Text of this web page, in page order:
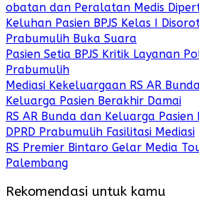
obatan dan Peralatan Medis
Keluhan Pasien BPJS Kelas I
Prabumulih Buka Suara
Pasien Setia BPJS Kritik Layanan
Prabumulih
Mediasi Kekeluargaan RS AR
Keluarga Pasien Berakhir Damai
RS AR Bunda dan Keluarga Pasien
DPRD Prabumulih Fasilitasi Mediasi
RS Premier Bintaro Gelar Media
Palembang
Rekomendasi untuk kamu